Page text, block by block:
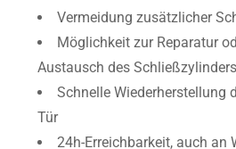
Vermeidung zusätzlicher
Möglichkeit zur Reparatur
Austausch des Schließzylinders
Schnelle Wiederherstellung
Tür
24h-Erreichbarkeit, auch an